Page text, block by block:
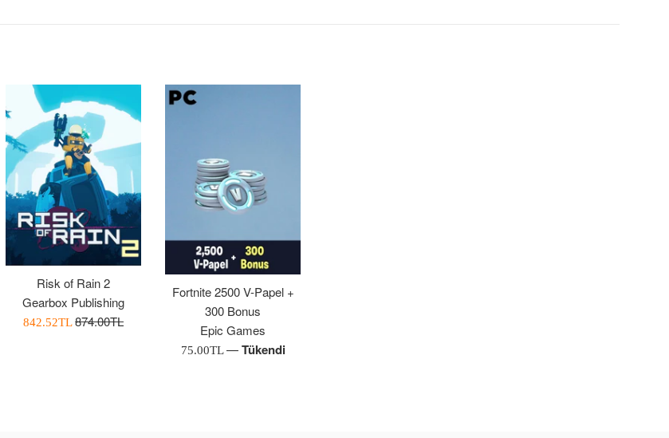
Risk of Rain 2
Gearbox Publishing
İndirimli
842.52TLNormal
874.00TL
Fortnite 2500 V-Papel +
300 Bonus
Epic Games
Normal
75.00TL—Tükendi